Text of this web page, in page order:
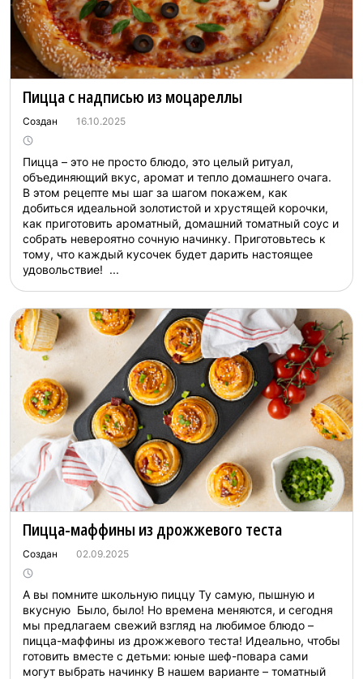
Пицца с надписью из моцареллы
Создан 16.10.2025
Пицца – это не просто блюдо, это целый ритуал,
объединяющий вкус, аромат и тепло домашнего очага.
В этом рецепте мы шаг за шагом покажем, как
добиться идеальной золотистой и хрустящей корочки,
как приготовить ароматный, домашний томатный соус и
собрать невероятно сочную начинку. Приготовьтесь к
тому, что каждый кусочек будет дарить настоящее
удовольствие! ...
Пицца-маффины из дрожжевого теста
Создан 02.09.2025
А вы помните школьную пиццу Ту самую, пышную и
вкусную Было, было! Но времена меняются, и сегодня
мы предлагаем свежий взгляд на любимое блюдо –
пицца-маффины из дрожжевого теста! Идеально, чтобы
готовить вместе с детьми: юные шеф-повара сами
могут выбрать начинку В нашем варианте – томатный